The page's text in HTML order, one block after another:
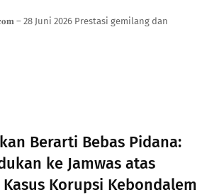
– 28 Juni 2026 Prestasi gemilang dan
Berarti Bebas Pidana:
ke Jamwas atas
Korupsi Kebondalem